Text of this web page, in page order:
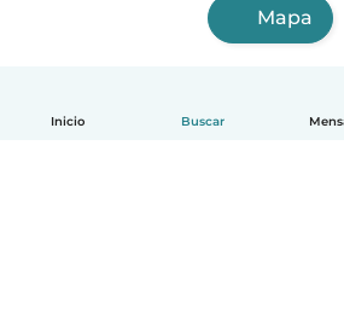
Inicio Buscar
Mapa